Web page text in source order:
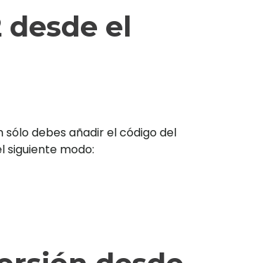
desde el
sólo debes añadir el código del
siguiente modo: